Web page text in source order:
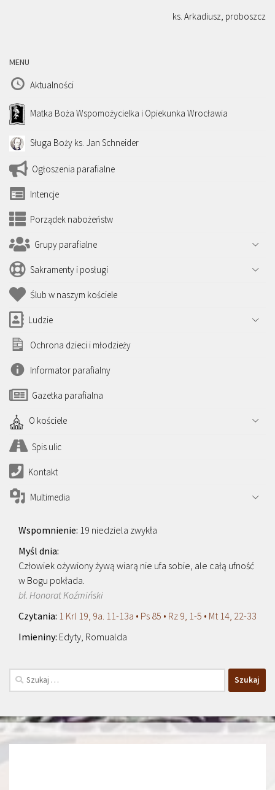
ks. Arkadiusz, proboszcz
MENU
Aktualności
Matka Boża Wspomożycielka i Opiekunka Wrocławia
Sługa Boży ks. Jan Schneider
Ogłoszenia parafialne
Intencje
Porządek nabożeństw
Grupy parafialne
Sakramenty i posługi
Ślub w naszym kościele
Ludzie
Ochrona dzieci i młodzieży
Informator parafialny
Gazetka parafialna
O kościele
Spis ulic
Kontakt
Multimedia
19 niedziela zwykła
Człowiek ożywiony żywą wiarą nie ufa sobie, ale całą ufność
w Bogu pokłada.
bł. Honorat Koźmiński
1 Krl 19, 9a. 11-13a • Ps 85 • Rz 9, 1-5 • Mt 14, 22-33
Edyty, Romualda
Szukaj: